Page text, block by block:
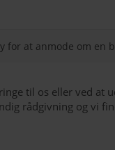
for at anmode om en
til os eller ved at
rådgivning og vi